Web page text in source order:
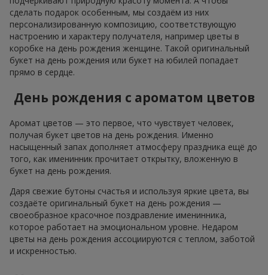
Наши достижения
Доставка цветов года в Украине
«Выбор страны»
2026 год
«Ukrainian Business Award»
Доставка цветов года в Украине
«Выбор страны»
2025 год
«Ukrainian Choice»
2025 год